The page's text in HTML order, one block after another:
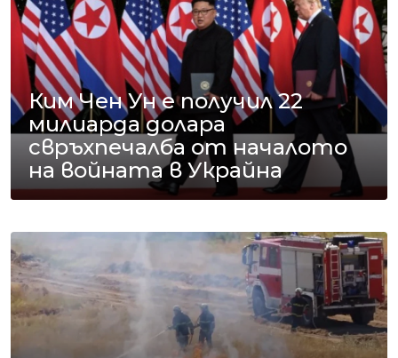
Ким Чен Ун е получил 22
милиарда долара
свръхпечалба от началото
на войната в Украйна